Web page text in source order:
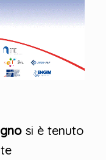
si è tenuto